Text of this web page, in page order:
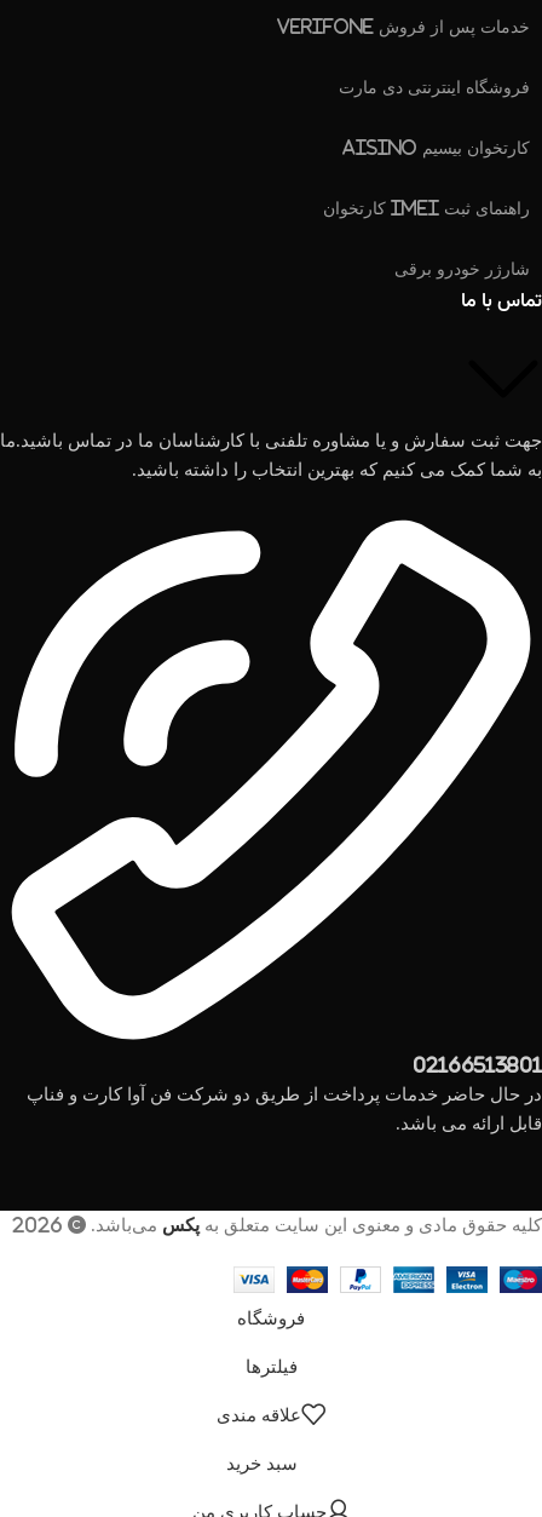
خدمات پس از فروش Verifone
فروشگاه اینترنتی دی مارت
کارتخوان بیسیم Aisino
راهنمای ثبت IMEI کارتخوان
شارژر خودرو برقی
تماس با ما
جهت ثبت سفارش و یا مشاوره تلفنی با کارشناسان ما در تماس باشید.ما
به شما کمک می کنیم که بهترین انتخاب را داشته باشید.
02166513801
در حال حاضر خدمات پرداخت از طریق دو شرکت فن آوا کارت و فناپ
قابل ارائه می باشد.
کلیه حقوق مادی و معنوی این سایت متعلق به پکس می‌باشد. © 2026
فروشگاه
فیلترها
علاقه مندی
سبد خرید
حساب کاربری من